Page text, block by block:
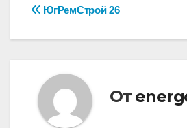
Навигация
по
записям
ЮгРемСтрой 26
От